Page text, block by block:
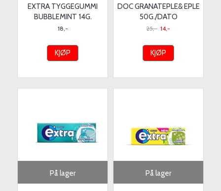
EXTRA TYGGEGUMMI
BUBBLEMINT 14G.
18,-
KJØP
DOC GRANATEPLE& EPLE
50G./DATO
25,- 14,-
KJØP
På lager På lager